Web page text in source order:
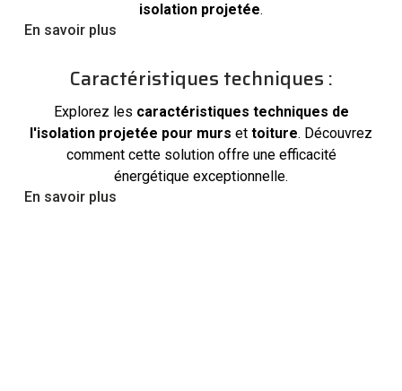
isolation projetée.
En savoir plus
Caractéristiques techniques :
Explorez les caractéristiques techniques de
l'isolation projetée pour murs et toiture. Découvrez
comment cette solution offre une efficacité
énergétique exceptionnelle.
En savoir plus